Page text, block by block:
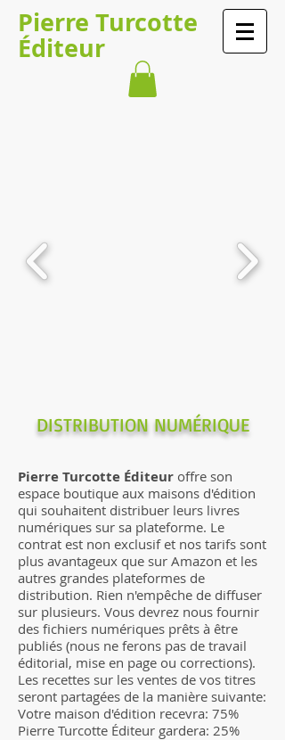
​​​​Pierre Turcotte​​​
Éditeur
DISTRIBUTION NUMÉRIQUE
Pierre Turcotte Éditeur offre son
espace boutique aux maisons d'édition
qui souhaitent distribuer leurs livres
numériques sur sa plateforme. Le
contrat est non exclusif et nos tarifs sont
plus avantageux que sur Amazon et les
autres grandes plateformes de
distribution. Rien n'empêche de diffuser
sur plusieurs. Vous devrez nous fournir
des fichiers numériques prêts à être
publiés (nous ne ferons pas de travail
éditorial, mise en page ou corrections).
Les recettes sur les ventes de vos titres
seront partagées de la manière suivante:
Votre maison d'édition recevra: 75%
Pierre Turcotte Éditeur gardera: 25%